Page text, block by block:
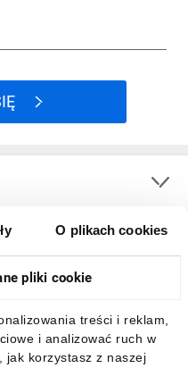
O plikach cookies
pliki cookie
treści i reklam,
i analizować ruch w
jak korzystasz z naszej